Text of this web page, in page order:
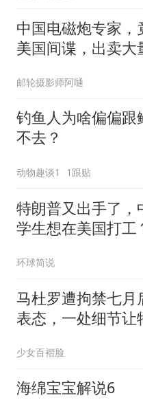
中国电磁炮专家，
美国间谍，出卖大
邮轮摄影师阿嗵
钓鱼人为啥偏偏跟
不去？
动物趣谈1 1跟贴
特朗普又出手了，
学生想在美国打工
环球简说
马杜罗遭拘禁七月
表态，一处细节让
少女百褶脸
海绵宝宝解说6